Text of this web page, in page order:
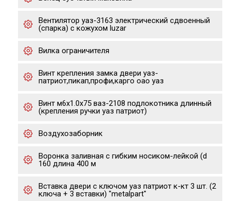
Вентилятор уаз-3163 электрический сдвоенный
(спарка) с кожухом luzar
Вилка ограничителя
Винт крепления замка двери уаз-
патриот,пикап,профи,карго оао уаз
Винт м6х1.0х75 ваз-2108 подлокотника длинный
(крепления ручки уаз патриот)
Воздухозаборник
Воронка заливная с гибким носиком-лейкой (d
160 длина 400 м
Вставка двери с ключом уаз патриот к-кт 3 шт. (2
ключа + 3 вставки) "metalpart"